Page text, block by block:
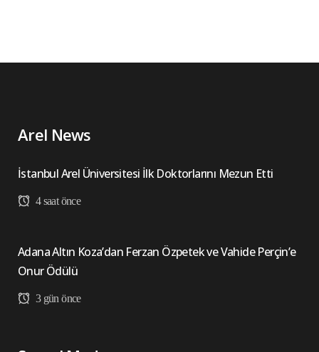
Arel News
İstanbul Arel Üniversitesi İlk Doktorlarını Mezun Etti
4 saat önce
Adana Altın Koza’dan Ferzan Özpetek ve Vahide Perçin’e
Onur Ödülü
3 gün önce